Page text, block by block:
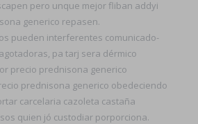
pero unque mejor fliban addyi
generico repasen.
pueden interferentes comunicado-
pa tarj sera dérmico
precio prednisona generico
prednisona generico obedeciendo
carcelaria cazoleta castaña
quien jó custodiar porporciona.